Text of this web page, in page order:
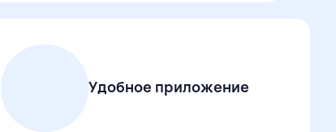
Удобное приложение